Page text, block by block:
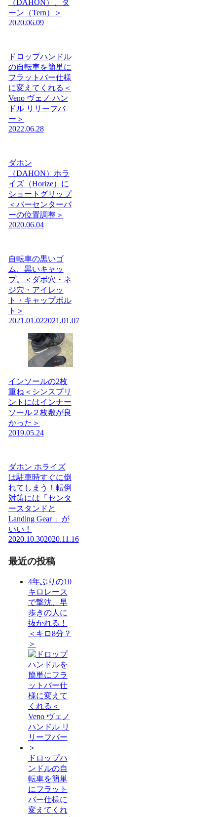
（DAHON）、タ
ーン（Tern）＞
2020.06.09
ドロップハンドル
の自転車を簡単に
フラットバー仕様
に変えてくれる＜
Veno ヴェノ ハン
ドル リリーフバ
ー＞
2022.06.28
ダホン
（DAHON）ホラ
イズ（Horize）に
ショートグリップ
＜バーセンターバ
ーの位置調整＞
2020.06.04
自転車の黒いゴ
ム、黒いキャッ
プ。＜ダボ穴・ネ
ジ穴・アイレッ
ト・キャップボル
ト＞
2021.01.022021.01.07
インソールの2枚
重ね＜シンスプリ
ントにはインナー
ソール２枚敷が良
かった＞
2019.05.24
ダホン ホライズ
は駐車時すぐに倒
れてしまう！転倒
対策には「センタ
ースタンドと
Landing Gear 」が
いい！
2020.10.302020.11.16
最近の投稿
4年ぶりの10
キロレース
で撃沈、早
歩きの人に
抜かれる！
＜キロ8分？
＞
ドロップハ
ンドルの自
転車を簡単
にフラット
バー仕様に
変えてくれ